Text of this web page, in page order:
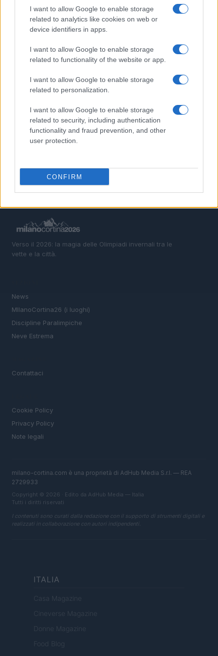
I want to allow Google to enable storage
related to analytics like cookies on web or
device identifiers in apps.
I want to allow Google to enable storage
related to functionality of the website or app.
I want to allow Google to enable storage
related to personalization.
I want to allow Google to enable storage
related to security, including authentication
functionality and fraud prevention, and other
user protection.
CONFIRM
PIÙ LETTI
BlinkFestivalen 2026: i campioni dello sci di fondo e
Tecnica classica sci di fondo: assetto, spinta,
Elia Barp, Giovanni Ticcò, Virginia Cena e Caterina
Ganz in gara dal 5 al 8 agosto
Sci di fondo skating: progressione V1, V2 e uso dei
bastoncini
Tecnica classica nel fondo: fondamentali, esercizi,
Verso il 2026: la magia delle Olimpiadi invernali tra le
vette e la città.
News
MIlanoCortina26 (i luoghi)
Discipline Paralimpiche
Neve Estrema
Contattaci
Cookie Policy
Privacy Policy
Note legali
milano-cortina.com è una proprietà di AdHub Media S.r.l. — REA
2729933
Copyright © 2026 · Edito da AdHub Media — Italia
Tutti i diritti riservati
I contenuti sono curati dalla redazione con il supporto di strumenti digitali e
realizzati in collaborazione con autori indipendenti.
ITALIA
Casa Magazine
Cineverse Magazine
Donne Magazine
Food Blog